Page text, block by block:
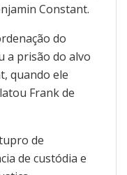
Constant.
do
a prisão do alvo
quando ele
Frank de
de
de custódia e